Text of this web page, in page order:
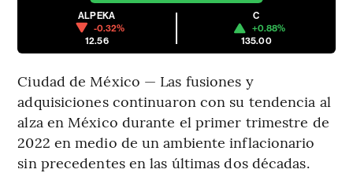
ALPEKA
-0.32%
12.56
C
+0.88%
135.00
Ciudad de México — Las fusiones y
adquisiciones continuaron con su tendencia al
alza en México durante el primer trimestre de
2022 en medio de un ambiente inflacionario
sin precedentes en las últimas dos décadas.